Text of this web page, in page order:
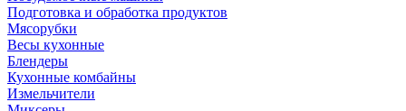
Подготовка и обработка продуктов
Мясорубки
Весы кухонные
Блендеры
Кухонные комбайны
Измельчители